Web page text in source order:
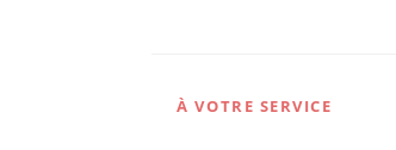
À VOTRE SERVICE